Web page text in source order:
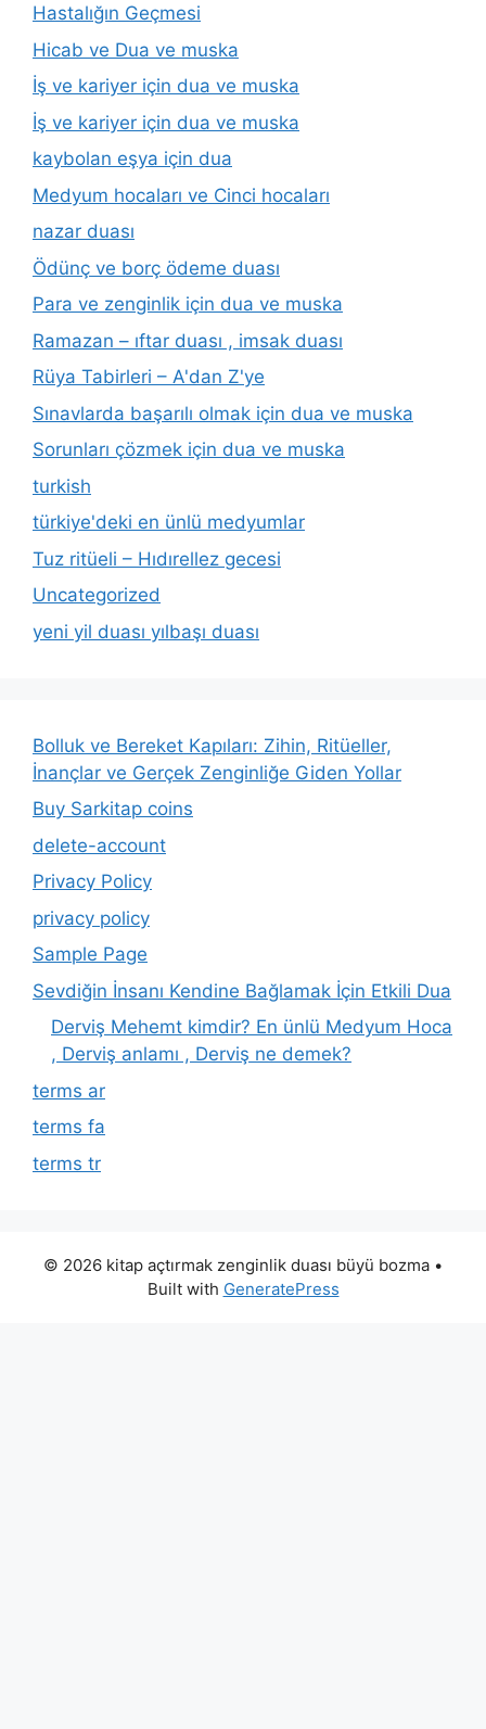
Hastalığın Geçmesi
Hicab ve Dua ve muska
İş ve kariyer için dua ve muska
İş ve kariyer için dua ve muska
kaybolan eşya için dua
Medyum hocaları ve Cinci hocaları
nazar duası
Ödünç ve borç ödeme duası
Para ve zenginlik için dua ve muska
Ramazan – ıftar duası , imsak duası
Rüya Tabirleri – A'dan Z'ye
Sınavlarda başarılı olmak için dua ve muska
Sorunları çözmek için dua ve muska
turkish
türkiye'deki en ünlü medyumlar
Tuz ritüeli – Hıdırellez gecesi
Uncategorized
yeni yil duası yılbaşı duası
Bolluk ve Bereket Kapıları: Zihin, Ritüeller,
İnançlar ve Gerçek Zenginliğe Giden Yollar
Buy Sarkitap coins
delete-account
Privacy Policy
privacy policy
Sample Page
Sevdiğin İnsanı Kendine Bağlamak İçin Etkili Dua
Derviş Mehemt kimdir? En ünlü Medyum Hoca
, Derviş anlamı , Derviş ne demek?
terms ar
terms fa
terms tr
© 2026 kitap açtırmak zenginlik duası büyü bozma •
Built with GeneratePress